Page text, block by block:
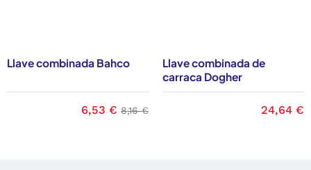
Llave combinada Bahco
Precio
6,53 € Precio base
8,16 €
Llave combinada de
carraca Dogher
Precio
24,64 €